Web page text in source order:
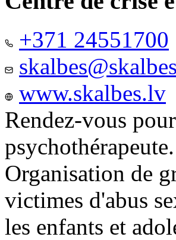
+371 24551700
www.skalbes.lv
Rendez-vous
psychothérapeute.
Organisation de
victimes d'abus
les enfants et